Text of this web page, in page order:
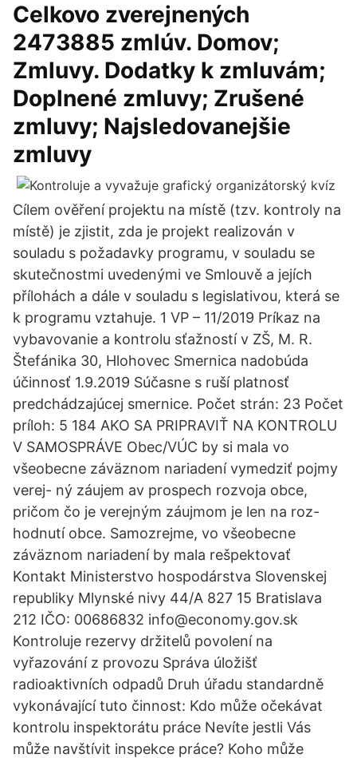
Celkovo zverejnených
2473885 zmlúv. Domov;
Zmluvy. Dodatky k zmluvám;
Doplnené zmluvy; Zrušené
zmluvy; Najsledovanejšie
zmluvy
Cílem ověření projektu na místě (tzv. kontroly na
místě) je zjistit, zda je projekt realizován v
souladu s požadavky programu, v souladu se
skutečnostmi uvedenými ve Smlouvě a jejích
přílohách a dále v souladu s legislativou, která se
k programu vztahuje. 1 VP – 11/2019 Príkaz na
vybavovanie a kontrolu sťažností v ZŠ, M. R.
Štefánika 30, Hlohovec Smernica nadobúda
účinnosť 1.9.2019 Súčasne s ruší platnosť
predchádzajúcej smernice. Počet strán: 23 Počet
príloh: 5 184 AKO SA PRIPRAVIŤ NA KONTROLU
V SAMOSPRÁVE Obec/VÚC by si mala vo
všeobecne záväznom nariadení vymedziť pojmy
verej- ný záujem av prospech rozvoja obce,
pričom čo je verejným záujmom je len na roz-
hodnutí obce. Samozrejme, vo všeobecne
záväznom nariadení by mala rešpektovať
Kontakt Ministerstvo hospodárstva Slovenskej
republiky Mlynské nivy 44/A 827 15 Bratislava
212 IČO: 00686832 info@economy.gov.sk
Kontroluje rezervy držitelů povolení na
vyřazování z provozu Správa úložišť
radioaktivních odpadů Druh úřadu standardně
vykonávající tuto činnost: Kdo může očekávat
kontrolu inspektorátu práce Nevíte jestli Vás
může navštívit inspekce práce? Koho může